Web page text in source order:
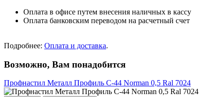
Оплата в офисе путем внесения наличных в кассу
Оплата банковским переводом на расчетный счет
Подробнее: Оплата и доставка.
Возможно, Вам понадобится
Профнастил Металл Профиль С-44 Norman 0,5 Ral 7024